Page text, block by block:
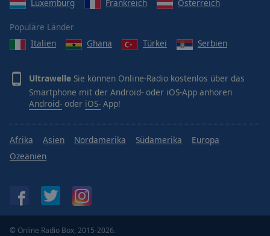
Luxemburg
Frankreich Österreich
Populäre Länder
Italien
Ghana Türkei Serbien
Ultrawelle Sie können Online-Radio kostenlos über das
Smartphone mit der Android- oder iOS-App anhören
Android- oder iOS- App!
Afrika Asien Nordamerika Südamerika
Europa
Ozeanien
© Online Radio Box, 2015-2026.